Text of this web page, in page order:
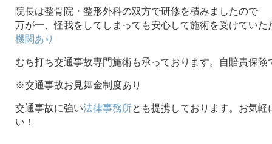
院長は整骨院・整形外科の双方で研修を積みましたので
万が一、怪我をしてしまっても安心して施術を受けていた
機関あり
むち打ち交通事故専門施術も承っております。自賠責保険
※交通事故お見舞金制度あり
交通事故に強い法律事務所とも提携しております。お気軽
い！